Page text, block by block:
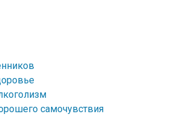
самочувствия